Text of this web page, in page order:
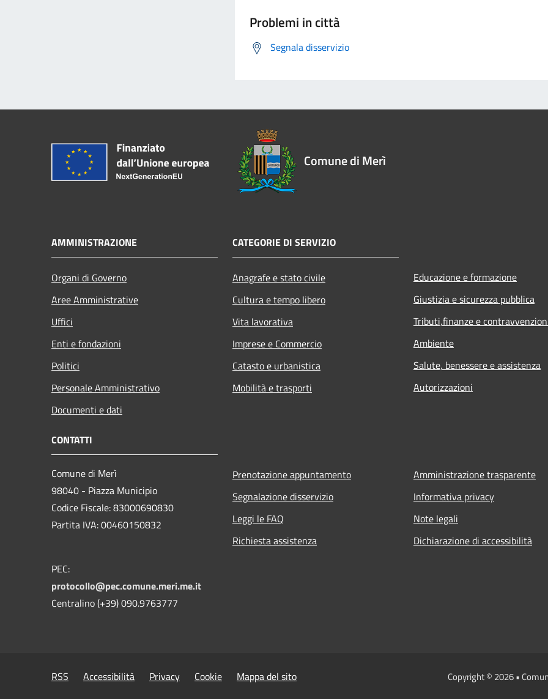
Problemi in città
Segnala disservizio
Comune di Merì
AMMINISTRAZIONE
Organi di Governo
Aree Amministrative
Uffici
Enti e fondazioni
Politici
Personale Amministrativo
Documenti e dati
CATEGORIE DI SERVIZIO
Anagrafe e stato civile
Cultura e tempo libero
Vita lavorativa
Imprese e Commercio
Catasto e urbanistica
Mobilità e trasporti
Educazione e formazione
Giustizia e sicurezza pubblica
Tributi,finanze e
Ambiente
Salute, benessere e assistenza
Autorizzazioni
CONTATTI
Comune di Merì
98040 - Piazza Municipio
Codice Fiscale: 83000690830
Partita IVA: 00460150832
PEC:
protocollo@pec.comune.meri.me.it
Centralino (+39) 090.9763777
Prenotazione appuntamento
Segnalazione disservizio
Leggi le FAQ
Richiesta assistenza
Amministrazione trasparente
Informativa privacy
Note legali
Dichiarazione di accessibilità
RSS Accessibilità Privacy Cookie Mappa del sito Copyright © 2026 •